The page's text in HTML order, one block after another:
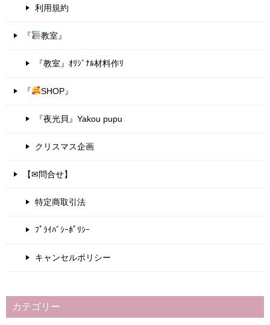
利用規約
『 教室』
『教室』ｵﾘｼﾞﾅﾙ材料作ﾘ
『 SHOP』
『夜光貝』Yakou pupu
クリスマス企画
【✉問合せ】
特定商取引法
ﾌﾟﾗｲﾊﾞｼｰﾎﾟﾘｼｰ
キャンセルポリシー
カテゴリー